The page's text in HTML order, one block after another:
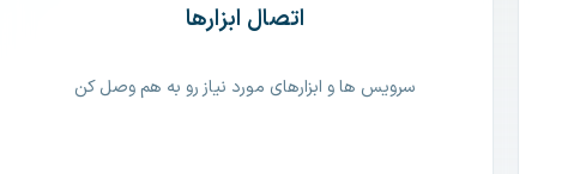
اتصال ابزارها
سرویس ها و ابزارهای مورد نیاز رو به هم وصل کن